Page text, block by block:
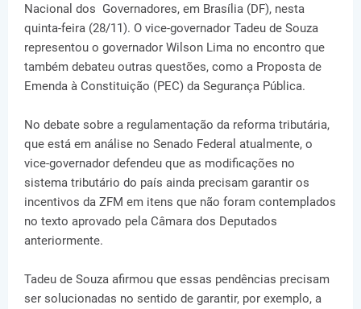
Nacional dos Governadores, em Brasília (DF), nesta
quinta-feira (28/11). O vice-governador Tadeu de Souza
representou o governador Wilson Lima no encontro que
também debateu outras questões, como a Proposta de
Emenda à Constituição (PEC) da Segurança Pública.
No debate sobre a regulamentação da reforma tributária,
que está em análise no Senado Federal atualmente, o
vice-governador defendeu que as modificações no
sistema tributário do país ainda precisam garantir os
incentivos da ZFM em itens que não foram contemplados
no texto aprovado pela Câmara dos Deputados
anteriormente.
Tadeu de Souza afirmou que essas pendências precisam
ser solucionadas no sentido de garantir, por exemplo, a